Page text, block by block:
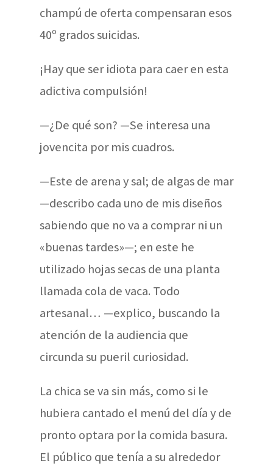
champú de oferta compensaran esos
40º grados suicidas.
¡Hay que ser idiota para caer en esta
adictiva compulsión!
—¿De qué son? —Se interesa una
jovencita por mis cuadros.
—Este de arena y sal; de algas de mar
—describo cada uno de mis diseños
sabiendo que no va a comprar ni un
«buenas tardes»—; en este he
utilizado hojas secas de una planta
llamada cola de vaca. Todo
artesanal… —explico, buscando la
atención de la audiencia que
circunda su pueril curiosidad.
La chica se va sin más, como si le
hubiera cantado el menú del día y de
pronto optara por la comida basura.
El público que tenía a su alrededor